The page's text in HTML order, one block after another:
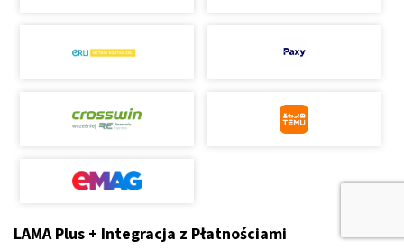
LAMA Plus + Integracja z Płatnościami